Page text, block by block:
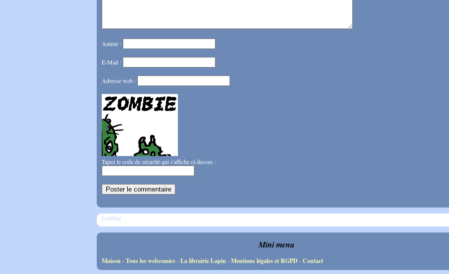
Auteur :
E-Mail :
Adresse web :
Tapez le code de sécurité qui s'affiche ci-dessus :
Loading
Mini menu
Maison-Tous les webcomics-La librairie Lapin-Mentions légales et RGPD-Contact